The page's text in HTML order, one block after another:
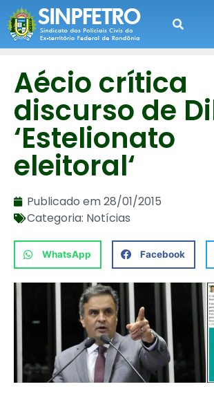
Aécio crítica
discurso de
‘Estelionato
eleitoral‘
Publicado em28/01/2015
Categoria: Notícias
WhatsApp Facebook